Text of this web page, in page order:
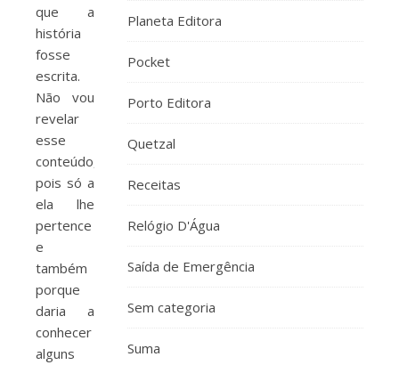
que a
história
fosse
escrita.
Não vou
revelar
esse
conteúdo,
pois só a
ela lhe
pertence
e
também
porque
daria a
conhecer
alguns
Planeta Editora
Pocket
Porto Editora
Quetzal
Receitas
Relógio D'Água
Saída de Emergência
Sem categoria
Suma